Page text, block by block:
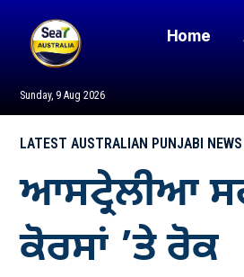
Sunday, 9 Aug 2026
Home
LATEST AUSTRALIAN PUNJABI NEWS
ਆਸਟ੍ਰੇਲੀਆ
ਕੋਰਸਾਂ ’ਤੇ ਰੋਕ